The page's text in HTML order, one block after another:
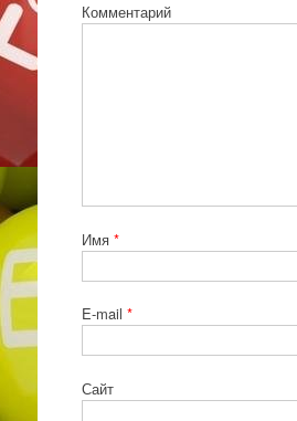
Комментарий
Имя *
E-mail *
Сайт